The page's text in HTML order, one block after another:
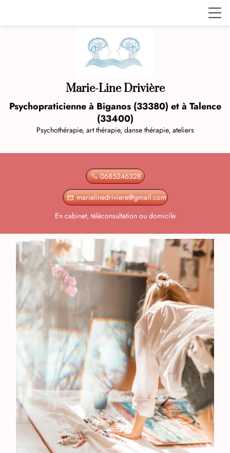
Marie-Line Drivière
Psychopraticienne à Biganos (33380) et à Talence
(33400)
Psychothérapie, art thérapie, danse thérapie, ateliers
0685246328
mail_outline marielinedriviere@gmail.com
En cabinet, téléconsultation ou domicile